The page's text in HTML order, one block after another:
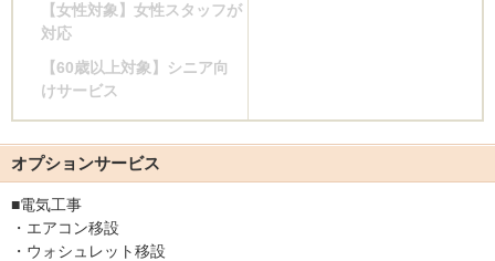
【女性対象】女性スタッフが
対応
【60歳以上対象】シニア向
けサービス
オプションサービス
■電気工事
・エアコン移設
・ウォシュレット移設